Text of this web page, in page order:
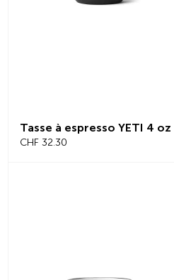
Tasse à espresso YETI 4
CHF 32.30